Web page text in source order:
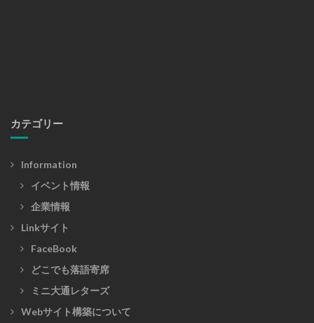
カテゴリー
Information
イベント情報
企業情報
Linkサイト
FaceBook
どこでも落語寄席
ミニ大通レターズ
Webサイト構築について